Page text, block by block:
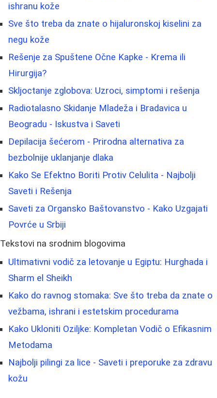
ishranu kože
Sve što treba da znate o hijaluronskoj kiselini za
negu kože
Rešenje za Spuštene Očne Kapke - Krema ili
Hirurgija?
Skljoctanje zglobova: Uzroci, simptomi i rešenja
Radiotalasno Skidanje Mladeža i Bradavica u
Beogradu - Iskustva i Saveti
Depilacija šećerom - Prirodna alternativa za
bezbolnije uklanjanje dlaka
Kako Se Efektno Boriti Protiv Celulita - Najbolji
Saveti i Rešenja
Saveti za Organsko Baštovanstvo - Kako Uzgajati
Povrće u Srbiji
Tekstovi na srodnim blogovima
Ultimativni vodič za letovanje u Egiptu: Hurghada i
Sharm el Sheikh
Kako do ravnog stomaka: Sve što treba da znate o
vežbama, ishrani i estetskim procedurama
Kako Ukloniti Oziljke: Kompletan Vodič o Efikasnim
Metodama
Najbolji pilingi za lice - Saveti i preporuke za zdravu
kožu